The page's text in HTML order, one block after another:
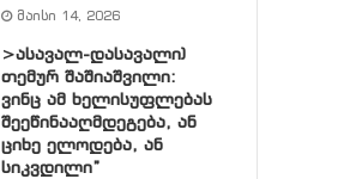
მაისი 14, 2026
>ასავალ-დასავალი)
თემურ შაშიაშვილი:
ვინც ამ ხელისუფლებას
შეეწინააღმდეგება, ან
ციხე ელოდება, ან
სიკვდილი”